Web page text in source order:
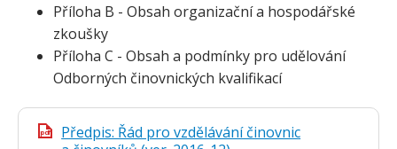
Příloha B - Obsah organizační a hospodářské
zkoušky
Příloha C - Obsah a podmínky pro udělování
Odborných činovnických kvalifikací
pdf
Předpis: Řád pro vzdělávání činovnic